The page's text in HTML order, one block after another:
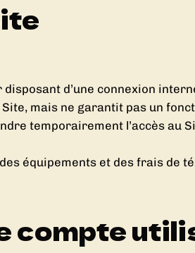
d’une connexion
mais ne garantit pas un
temporairement l’accès au
équipements et des frais de
compte